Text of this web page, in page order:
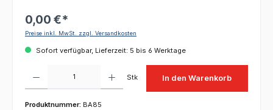
0,00 €*
Preise inkl. MwSt. zzgl. Versandkosten
Sofort verfügbar, Lieferzeit: 5 bis 6 Werktage
Stk In den Warenkorb
Produktnummer: BA85